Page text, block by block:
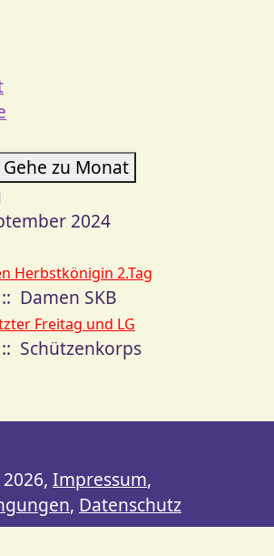
Gehe zu Monat
2024
Herbstkönigin 2.Tag
:: Damen SKB
Freitag und LG
:: Schützenkorps
Impressum,
, Datenschutz